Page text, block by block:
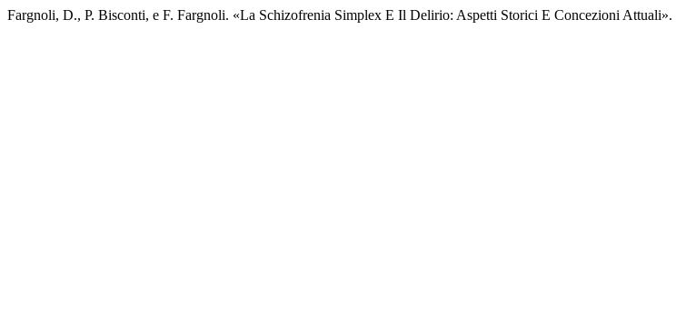
Fargnoli, D., P. Bisconti, e F. Fargnoli. «La Schizofrenia Simplex E Il Delirio: Aspetti Storici E Concezioni Attuali».